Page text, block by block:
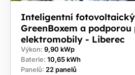
Inteligentní fotovoltaický
GreenBoxem a podporou
elektromobily - Liberec
Výkon: 9,90 kWp
Baterie: 10,65 kWh
Panelů: 22 panelů